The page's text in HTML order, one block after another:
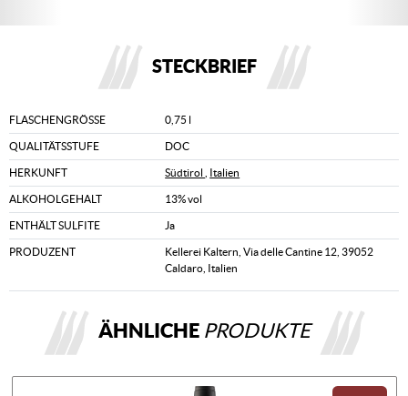
STECKBRIEF
FLASCHENGRÖSSE 0,75 l
QUALITÄTSSTUFE DOC
HERKUNFT Südtirol Italien
ALKOHOLGEHALT 13% vol
ENTHÄLT SULFITE Ja
PRODUZENT
Kellerei Kaltern, Via delle Cantine 12, 39052
Caldaro, Italien
ÄHNLICHE PRODUKTE